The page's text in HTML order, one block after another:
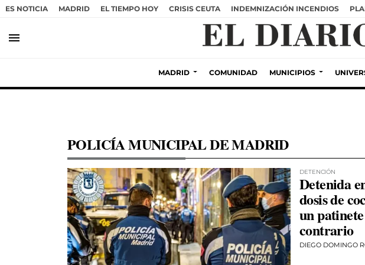
ES NOTICIA MADRID EL TIEMPO HOY CRISIS CEUTA INDEMNIZACIÓN INCENDIOS
menu
MADRID COMUNIDAD MUNICIPIOS
POLICÍA MUNICIPAL DE MADRID
DETENCIÓN
Detenida
dosis de
un
contrario
DIEGO DOMINGO